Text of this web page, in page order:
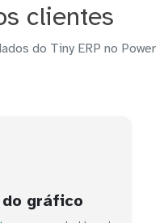
clientes
do Tiny ERP no Power
gráfico